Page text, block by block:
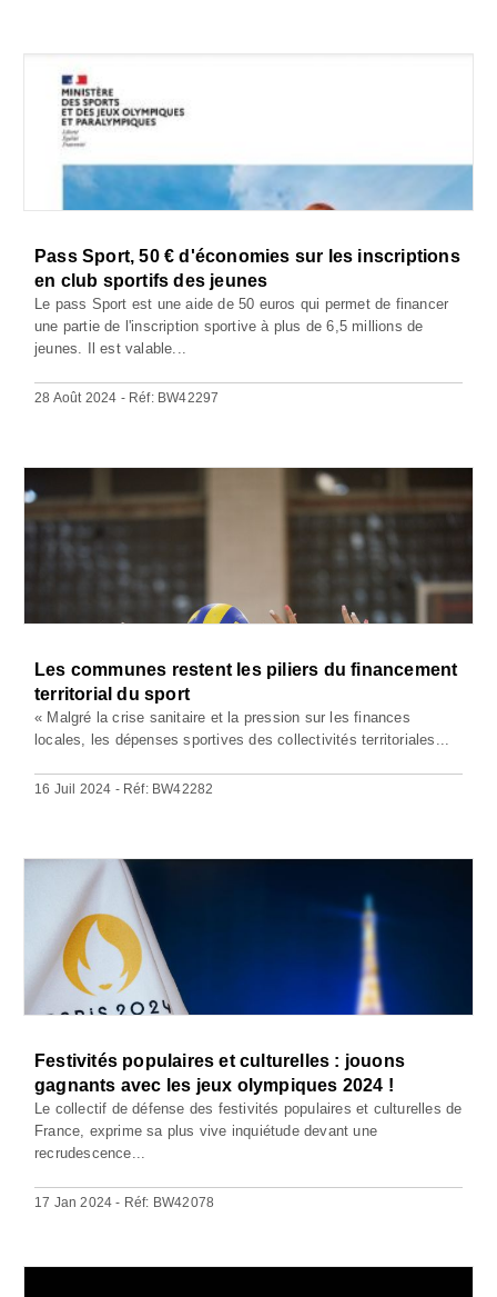
Pass Sport, 50 € d'économies sur les inscriptions
en club sportifs des jeunes
Le pass Sport est une aide de 50 euros qui permet de financer
une partie de l'inscription sportive à plus de 6,5 millions de
jeunes. Il est valable...
28 Août 2024 - Réf: BW42297
Les communes restent les piliers du financement
territorial du sport
« Malgré la crise sanitaire et la pression sur les finances
locales, les dépenses sportives des collectivités territoriales...
16 Juil 2024 - Réf: BW42282
Festivités populaires et culturelles : jouons
gagnants avec les jeux olympiques 2024 !
Le collectif de défense des festivités populaires et culturelles de
France, exprime sa plus vive inquiétude devant une
recrudescence...
17 Jan 2024 - Réf: BW42078